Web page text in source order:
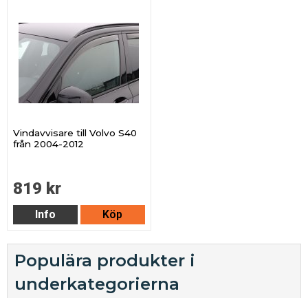
Vindavvisare till Volvo S40
från 2004-2012
819 kr
Info Köp
Populära produkter i
underkategorierna